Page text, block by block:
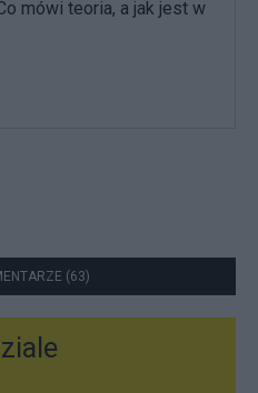
mówi teoria, a jak jest w
(63)